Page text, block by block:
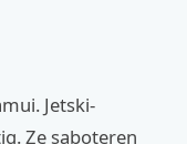
Jetski-
Ze saboteren